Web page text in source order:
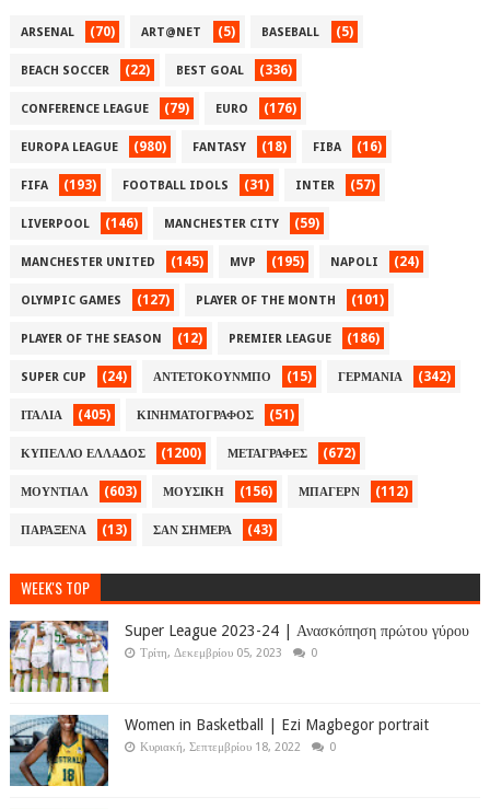
ARSENAL (70) ART@NET (5) BASEBALL (5)
BEACH SOCCER (22) BEST GOAL (336)
CONFERENCE LEAGUE (79) EURO (176)
EUROPA LEAGUE (980) FANTASY (18) FIBA (16)
FIFA (193) FOOTBALL IDOLS (31) INTER (57)
LIVERPOOL (146) MANCHESTER CITY (59)
MANCHESTER UNITED (145) MVP (195) NAPOLI (24)
OLYMPIC GAMES (127) PLAYER OF THE MONTH (101)
PLAYER OF THE SEASON (12) PREMIER LEAGUE (186)
SUPER CUP (24) ΑΝΤΕΤΟΚΟΥΝΜΠΟ (15) ΓΕΡΜΑΝΙΑ (342)
ΙΤΑΛΙΑ (405) ΚΙΝΗΜΑΤΟΓΡΑΦΟΣ (51)
ΚΥΠΕΛΛΟ ΕΛΛΑΔΟΣ (1200) ΜΕΤΑΓΡΑΦΕΣ (672)
ΜΟΥΝΤΙΑΛ (603) ΜΟΥΣΙΚΗ (156) ΜΠΑΓΕΡΝ (112)
ΠΑΡΑΞΕΝΑ (13) ΣΑΝ ΣΗΜΕΡΑ (43)
WEEK'S TOP
Super League 2023-24 | Ανασκόπηση πρώτου γύρου
Τρίτη, Δεκεμβρίου 05, 2023 0
Women in Basketball | Ezi Magbegor portrait
Κυριακή, Σεπτεμβρίου 18, 2022 0